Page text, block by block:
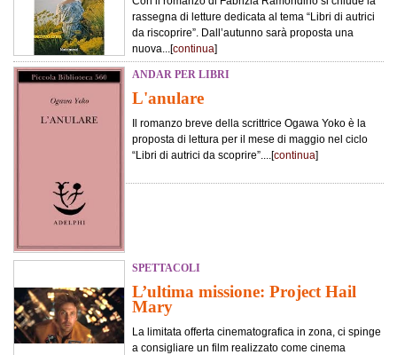
rassegna di letture dedicata al tema “Libri di autrici
da riscoprire”. Dall’autunno sarà proposta una
nuova...[continua]
ANDAR PER LIBRI
L'anulare
Il romanzo breve della scrittrice Ogawa Yoko è la
proposta di lettura per il mese di maggio nel ciclo
“Libri di autrici da scoprire”....[continua]
SPETTACOLI
L’ultima missione: Project Hail
Mary
La limitata offerta cinematografica in zona, ci spinge
a consigliare un film realizzato come cinema